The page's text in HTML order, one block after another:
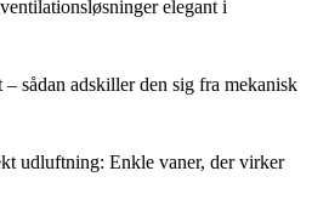
elegant i
sådan adskiller den sig fra mekanisk
udluftning: Enkle vaner, der virker